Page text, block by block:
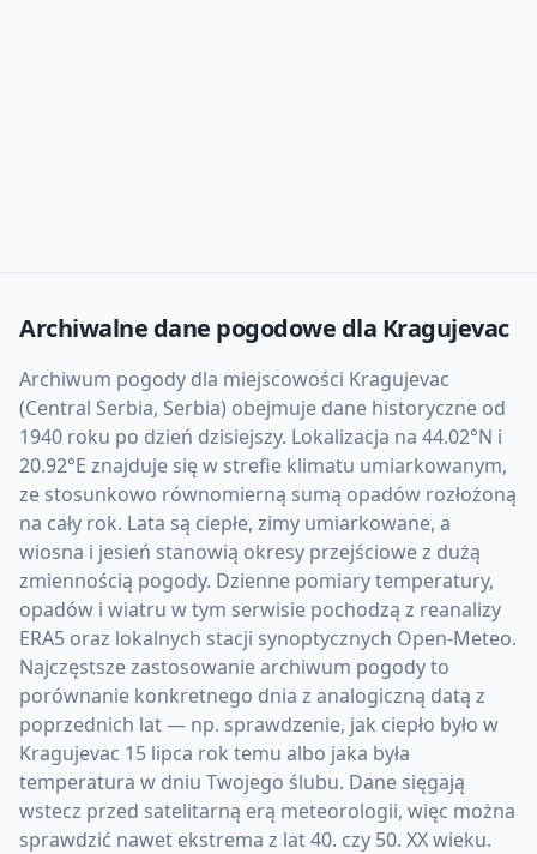
Archiwalne dane pogodowe dla Kragujevac
Archiwum pogody dla miejscowości Kragujevac
(Central Serbia, Serbia) obejmuje dane historyczne od
1940 roku po dzień dzisiejszy. Lokalizacja na 44.02°N i
20.92°E znajduje się w strefie klimatu umiarkowanym,
ze stosunkowo równomierną sumą opadów rozłożoną
na cały rok. Lata są ciepłe, zimy umiarkowane, a
wiosna i jesień stanowią okresy przejściowe z dużą
zmiennością pogody. Dzienne pomiary temperatury,
opadów i wiatru w tym serwisie pochodzą z reanalizy
ERA5 oraz lokalnych stacji synoptycznych Open-Meteo.
Najczęstsze zastosowanie archiwum pogody to
porównanie konkretnego dnia z analogiczną datą z
poprzednich lat — np. sprawdzenie, jak ciepło było w
Kragujevac 15 lipca rok temu albo jaka była
temperatura w dniu Twojego ślubu. Dane sięgają
wstecz przed satelitarną erą meteorologii, więc można
sprawdzić nawet ekstrema z lat 40. czy 50. XX wieku.